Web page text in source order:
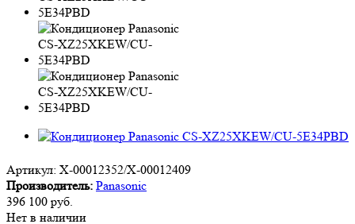
Артикул: X-00012352/X-00012409
Производитель: Panasonic
396 100 руб.
Нет в наличии